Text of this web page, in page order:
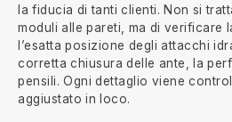
la fiducia di tanti clienti. Non si
moduli alle pareti, ma di verificare
l’esatta posizione degli attacchi
corretta chiusura delle ante, la
pensili. Ogni dettaglio viene
aggiustato in loco.